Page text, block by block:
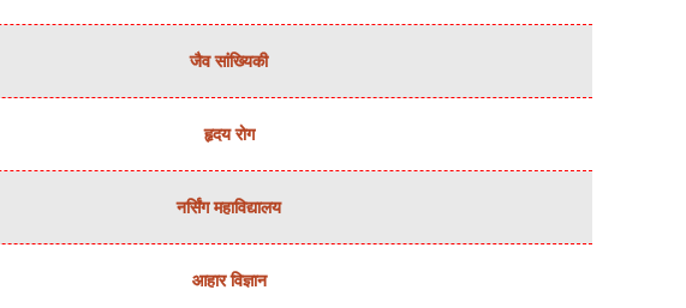
जैव सांख्यिकी
हृदय रोग
नर्सिंग महाविद्यालय
आहार विज्ञान